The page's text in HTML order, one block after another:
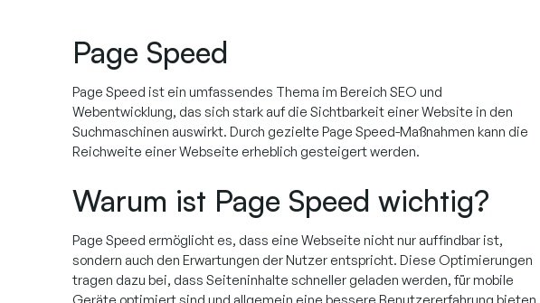
Page Speed
Page Speed ist ein umfassendes Thema im Bereich SEO und
Webentwicklung, das sich stark auf die Sichtbarkeit einer Website in den
Suchmaschinen auswirkt. Durch gezielte Page Speed-Maßnahmen kann die
Reichweite einer Webseite erheblich gesteigert werden.
Warum ist Page Speed wichtig?
Page Speed ermöglicht es, dass eine Webseite nicht nur auffindbar ist,
sondern auch den Erwartungen der Nutzer entspricht. Diese Optimierungen
tragen dazu bei, dass Seiteninhalte schneller geladen werden, für mobile